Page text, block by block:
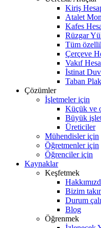
Kiriş
Atalet
Kafes
Rüzgar
Tüm
Çerçeve
Vakıf
İstinat
Taban
Çözümler
İşletmeler için
Küçük ve
Büyük
Üreticiler
Mühendisler için
Öğretmenler için
Öğrenciler için
Kaynaklar
Keşfetmek
Bizim
Durum
Blog
Öğrenmek